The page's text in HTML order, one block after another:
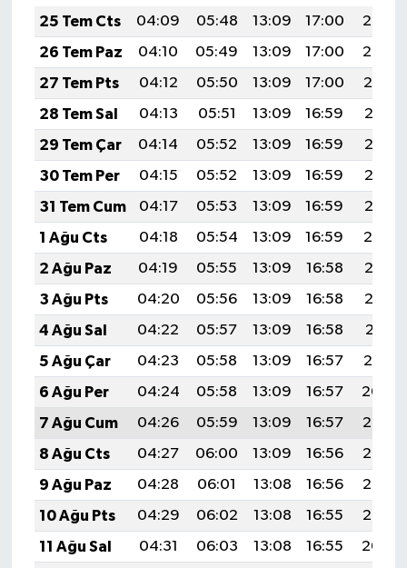
25 Tem Cts
04:09 05:48 13:09 17:00
20:20
26 Tem Paz
04:10 05:49 13:09 17:00
20:20
27 Tem Pts
04:12 05:50 13:09 17:00
20:19
28 Tem Sal
04:13 05:51 13:09 16:59
20:18
29 Tem Çar
04:14 05:52 13:09 16:59
20:17
30 Tem Per
04:15 05:52 13:09 16:59
20:16
31 Tem Cum
04:17 05:53 13:09 16:59
20:15
1 Ağu Cts
04:18 05:54 13:09 16:59
20:14
2 Ağu Paz
04:19 05:55 13:09 16:58
20:13
3 Ağu Pts
04:20 05:56 13:09 16:58
20:12
4 Ağu Sal
04:22 05:57 13:09 16:58
20:11
5 Ağu Çar
04:23 05:58 13:09 16:57
20:10
6 Ağu Per
04:24 05:58 13:09 16:57
20:09
7 Ağu Cum
04:26 05:59 13:09 16:57
20:08
8 Ağu Cts
04:27 06:00 13:09 16:56
20:07
9 Ağu Paz
04:28 06:01 13:08 16:56
20:06
10 Ağu Pts
04:29 06:02 13:08 16:55
20:05
11 Ağu Sal
04:31 06:03 13:08 16:55
20:04
ÇEK GÖNDER
KİTAP
HEDEF2020
OTOMOBİL
MİZAH
TARİH
Genel
Politika
YEREL
BÖLGEDEN
BİLİM TEKNOLOJİ
ASAYİŞ